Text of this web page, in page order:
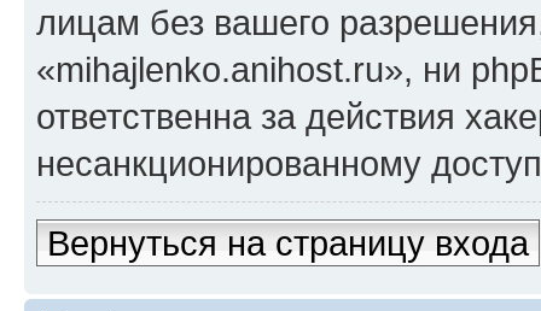
лицам без вашего
«mihajlenko.anihost.ru», ни
ответственна за действия
несанкционированному
Вернуться на страницу входа